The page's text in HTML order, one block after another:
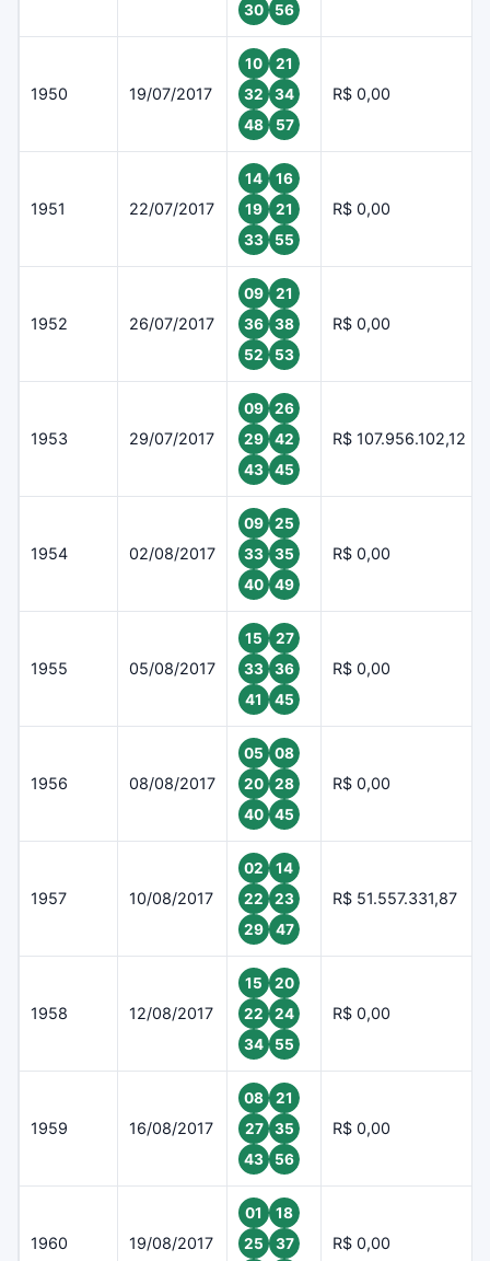
30
56
1950 19/07/2017
10
21
32
34
48
57
R$ 0,00
1951 22/07/2017
14
16
19
21
33
55
R$ 0,00
1952 26/07/2017
09
21
36
38
52
53
R$ 0,00
1953 29/07/2017
09
26
29
42
43
45
R$ 107.956.102,12
1954 02/08/2017
09
25
33
35
40
49
R$ 0,00
1955 05/08/2017
15
27
33
36
41
45
R$ 0,00
1956 08/08/2017
05
08
20
28
40
45
R$ 0,00
1957 10/08/2017
02
14
22
23
29
47
R$ 51.557.331,87
1958 12/08/2017
15
20
22
24
34
55
R$ 0,00
1959 16/08/2017
08
21
27
35
43
56
R$ 0,00
1960 19/08/2017
01
18
25
37
R$ 0,00